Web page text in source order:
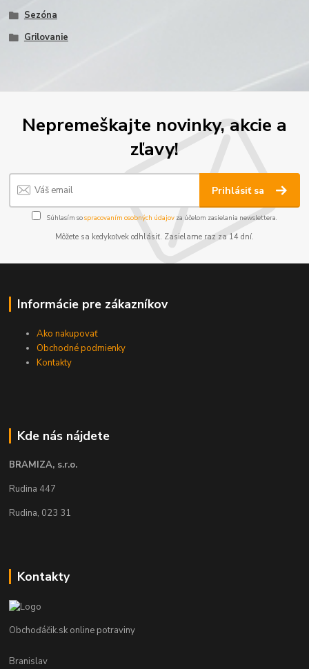
Sezóna
Grilovanie
Nepremeškajte novinky, akcie a
zľavy!
Prihlásiť sa
Súhlasím sospracovaním osobných údajov za účelom zasielania newslettera.
Môžete sa kedykoľvek odhlásiť. Zasielame raz za 14 dní.
Informácie pre zákazníkov
Ako nakupovať
Obchodné podmienky
Kontakty
Kde nás nájdete
BRAMIZA, s.r.o.
Rudina 447
Rudina, 023 31
Kontakty
Obchoďáčik.sk online potraviny
Branislav